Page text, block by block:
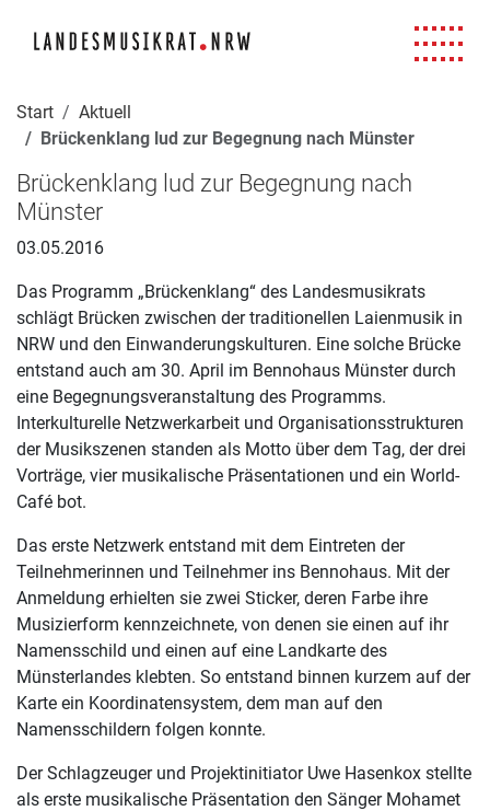
Start
Aktuell
Brückenklang lud zur Begegnung nach Münster
Brückenklang lud zur Begegnung nach
Münster
03.05.2016
Das Programm „Brückenklang“ des Landesmusikrats
schlägt Brücken zwischen der traditionellen Laienmusik in
NRW und den Einwanderungskulturen. Eine solche Brücke
entstand auch am 30. April im Bennohaus Münster durch
eine Begegnungsveranstaltung des Programms.
Interkulturelle Netzwerkarbeit und Organisationsstrukturen
der Musikszenen standen als Motto über dem Tag, der drei
Vorträge, vier musikalische Präsentationen und ein World-
Café bot.
Das erste Netzwerk entstand mit dem Eintreten der
Teilnehmerinnen und Teilnehmer ins Bennohaus. Mit der
Anmeldung erhielten sie zwei Sticker, deren Farbe ihre
Musizierform kennzeichnete, von denen sie einen auf ihr
Namensschild und einen auf eine Landkarte des
Münsterlandes klebten. So entstand binnen kurzem auf der
Karte ein Koordinatensystem, dem man auf den
Namensschildern folgen konnte.
Der Schlagzeuger und Projektinitiator Uwe Hasenkox stellte
als erste musikalische Präsentation den Sänger Mohamet